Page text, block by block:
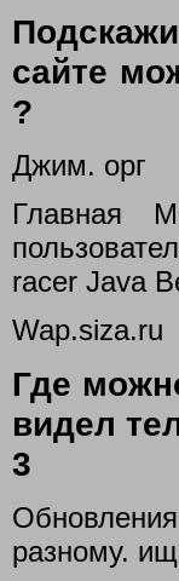
сайте
?
Джим. орг
Главная
racer Java
Wap.siza.ru
Где
видел
3
разному.